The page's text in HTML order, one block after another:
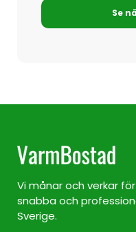
Se
Vi månar och verkar
snabba och
Sverige.